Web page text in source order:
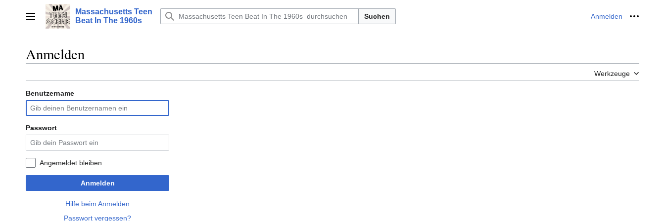
springenHauptmenü
Massachusetts Teen
Beat In The 1960s
Suchen Anmelden Meine
Anmelden
Werkzeuge
Benutzername
Passwort
Angemeldet bleiben
Anmelden
Hilfe beim Anmelden
Passwort vergessen?